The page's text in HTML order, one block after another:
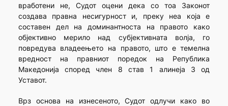
вработени не, Судот оцени дека со тоа Законот
создава правна несигурност и, преку неа која е
составен дел на доминантноста на правото како
објективно мерило над субјективната волја, го
повредува владеењето на правото, што е темелна
вредност на правниот поредок на Република
Македонија според член 8 став 1 алинеја 3 од
Уставот.
Врз основа на изнесеното, Судот одлучи како во